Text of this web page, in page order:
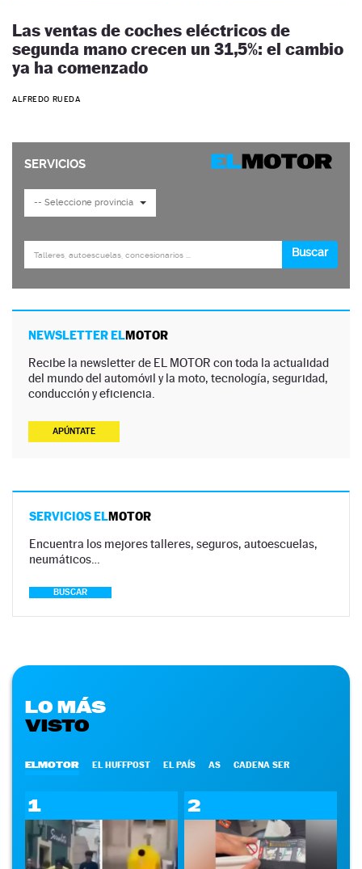
Las ventas de coches eléctricos de
segunda mano crecen un 31,5%: el cambio
ya ha comenzado
ALFREDO RUEDA
NEWSLETTER ELMOTOR
Recibe la newsletter de EL MOTOR con toda la actualidad
del mundo del automóvil y la moto, tecnología, seguridad,
conducción y eficiencia.
APÚNTATE
SERVICIOS ELMOTOR
Encuentra los mejores talleres, seguros, autoescuelas,
neumáticos…
BUSCAR
LO MÁS
VISTO
ELMOTOR EL HUFFPOST EL PAÍS AS CADENA SER
1 2